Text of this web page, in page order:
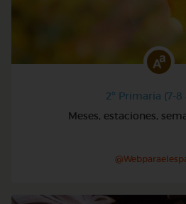
2º Primaria (7-8
Meses, estaciones,